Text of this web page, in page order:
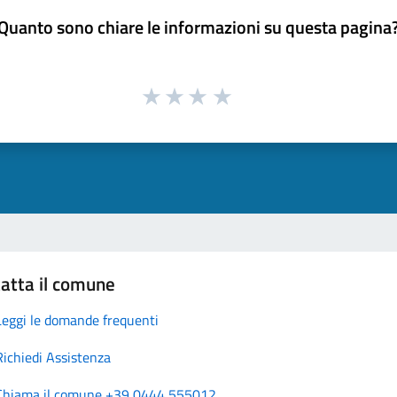
sono chiare le informazioni su questa
il comune
le domande frequenti
Assistenza